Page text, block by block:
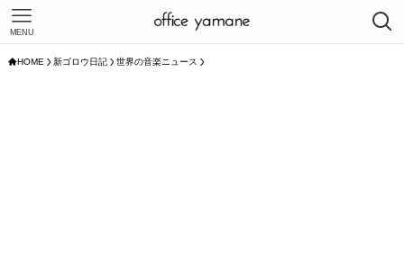
MENU
HOME 新ゴロウ日記 世界の音楽ニュース